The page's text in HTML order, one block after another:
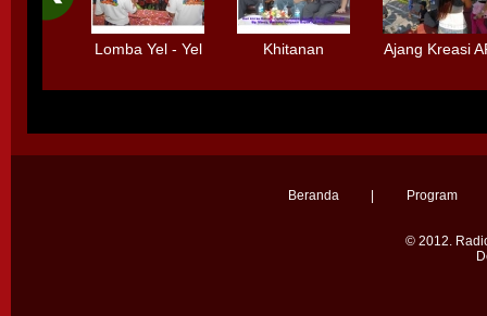
Lomba Yel - Yel
Standard
Khitanan
Ajang Kreasi
Beranda Program
© 2012.